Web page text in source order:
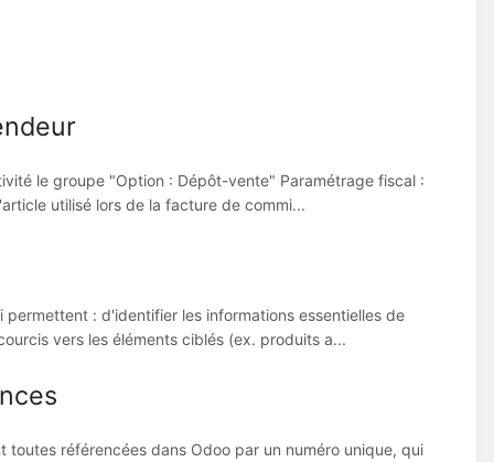
le groupe "Option : Dépôt-vente" Paramétrage fiscal :
utilisé lors de la facture de commi...
: d'identifier les informations essentielles de
vers les éléments ciblés (ex. produits a...
référencées dans Odoo par un numéro unique, qui